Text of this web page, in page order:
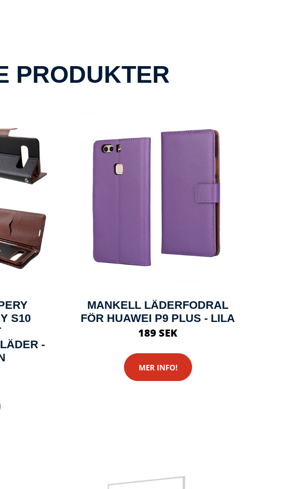
PRODUKTER
S10
-
MANKELL LÄDERFODRAL
FÖR HUAWEI P9 PLUS - LILA
189 SEK
MER INFO!